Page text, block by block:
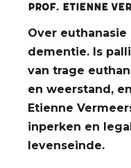
Prof. Etienne
Over
dementie. Is
van trage
en weerstand,
Etienne
inperken en
levenseinde.